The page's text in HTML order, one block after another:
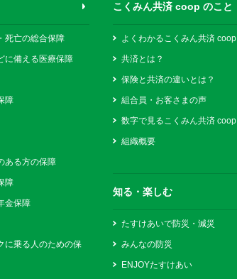
死亡の総合保障
に備える医療保障
障
ある方の保障
障
金保障
に乗る人のための保
こくみん共済 coop のこと
よくわかるこくみん共済 coop
共済とは？
保険と共済の違いとは？
組合員・お客さまの声
数字で見るこくみん共済 coop
組織概要
知る・楽しむ
たすけあいで防災・減災
みんなの防災
ENJOYたすけあい